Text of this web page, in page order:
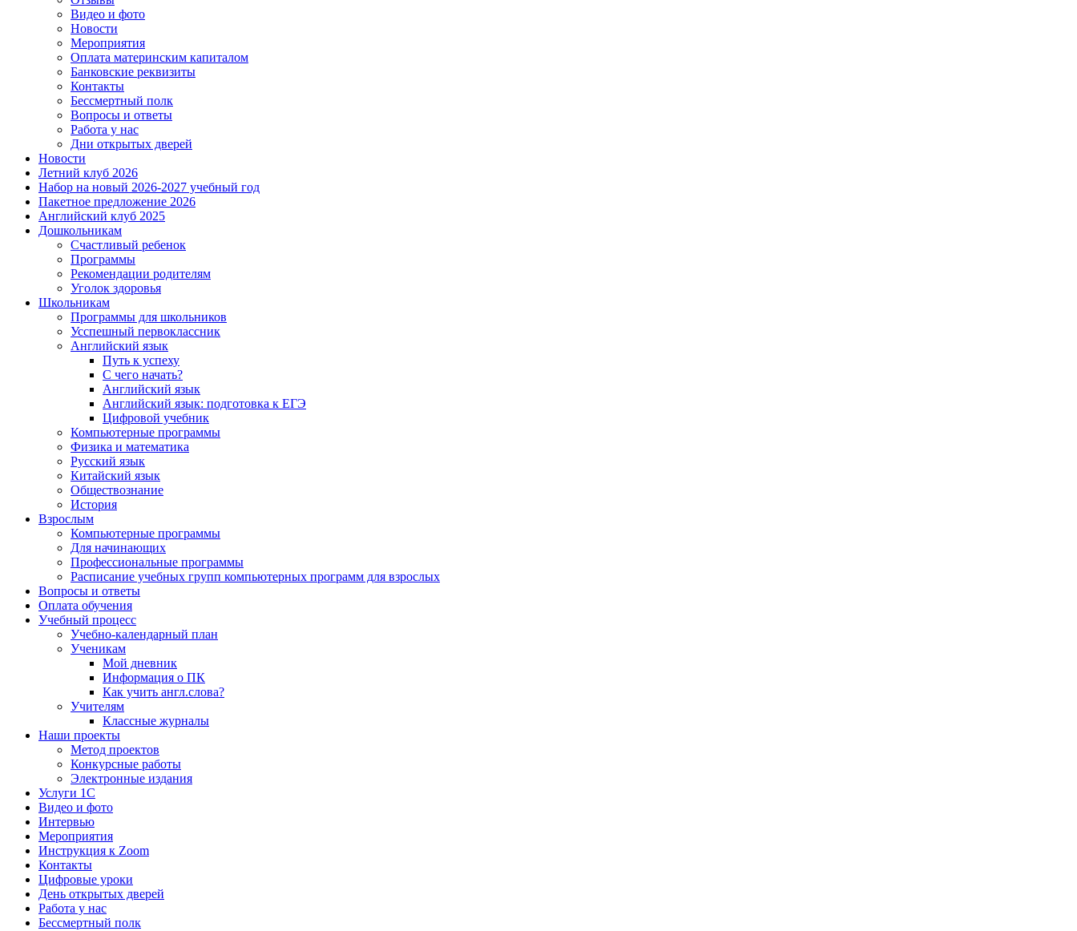
Видео и фото
Новости
Мероприятия
Оплата материнским капиталом
Банковские реквизиты
Контакты
Бессмертный полк
Вопросы и ответы
Работа у нас
Дни открытых дверей
Новости
Летний клуб 2026
Набор на новый 2026-2027 учебный год
Пакетное предложение 2026
Английский клуб 2025
Дошкольникам
Счастливый ребенок
Программы
Рекомендации родителям
Уголок здоровья
Школьникам
Программы для школьников
Усспешный первоклассник
Английский язык
Путь к успеху
С чего начать?
Английский язык
Английский язык: подготовка к ЕГЭ
Цифровой учебник
Компьютерные программы
Физика и математика
Русский язык
Китайский язык
Обществознание
История
Взрослым
Компьютерные программы
Для начинающих
Профессиональные программы
Расписание учебных групп компьютерных программ для взрослых
Вопросы и ответы
Оплата обучения
Учебный процесс
Учебно-календарный план
Ученикам
Мой дневник
Информация о ПК
Как учить англ.слова?
Учителям
Классные журналы
Наши проекты
Метод проектов
Конкурсные работы
Электронные издания
Услуги 1C
Видео и фото
Интервью
Мероприятия
Инструкция к Zoom
Контакты
Цифровые уроки
День открытых дверей
Работа у нас
Бессмертный полк